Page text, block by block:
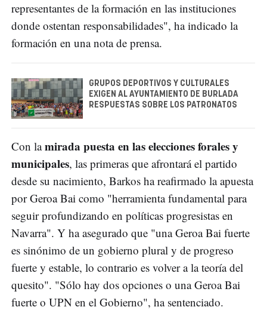
representantes de la formación en las instituciones
donde ostentan responsabilidades", ha indicado la
formación en una nota de prensa.
GRUPOS DEPORTIVOS Y CULTURALES
EXIGEN AL AYUNTAMIENTO DE BURLADA
RESPUESTAS SOBRE LOS PATRONATOS
Con lamirada puesta en las elecciones forales y
municipales, las primeras que afrontará el partido
desde su nacimiento, Barkos ha reafirmado la apuesta
por Geroa Bai como "herramienta fundamental para
seguir profundizando en políticas progresistas en
Navarra". Y ha asegurado que "una Geroa Bai fuerte
es sinónimo de un gobierno plural y de progreso
fuerte y estable, lo contrario es volver a la teoría del
quesito". "Sólo hay dos opciones o una Geroa Bai
fuerte o UPN en el Gobierno", ha sentenciado.